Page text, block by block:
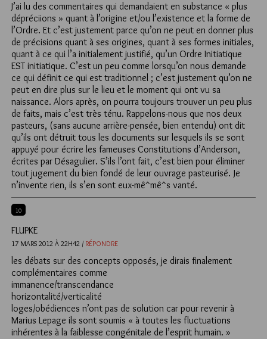
J’ai lu des commentaires qui demandaient en substance « plus
dépréciions » quant à l’origine et/ou l’existence et la forme de
l’Ordre. Et c’est justement parce qu’on ne peut en donner plus
de précisions quant à ses origines, quant à ses formes initiales,
quant à ce qui l’a initialement justifié, qu’un Ordre Initiatique
EST initiatique. C’est un peu comme lorsqu’on nous demande
ce qui définit ce qui est traditionnel ; c’est justement qu’on ne
peut en dire plus sur le lieu et le moment qui ont vu sa
naissance. Alors après, on pourra toujours trouver un peu plus
de faits, mais c’est très ténu. Rappelons-nous que nos deux
pasteurs, (sans aucune arrière-pensée, bien entendu) ont dit
qu’ils ont détruit tous les documents sur lesquels ils se sont
appuyé pour écrire les fameuses Constitutions d’Anderson,
écrites par Désagulier. S’ils l’ont fait, c’est bien pour éliminer
tout jugement du bien fondé de leur ouvrage pasteurisé. Je
n’invente rien, ils s’en sont eux-mê^mê^s vanté.
10
FLUPKE
17 MARS 2012 À 22H42 / RÉPONDRE
les débats sur des concepts opposés, je dirais finalement
complémentaires comme
immanence/transcendance
horizontalité/verticalité
loges/obédiences n’ont pas de solution car pour revenir à
Marius Lepage ils sont soumis « à toutes les fluctuations
inhérentes à la faiblesse congénitale de l’esprit humain. »